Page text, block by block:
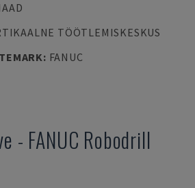
TÖÖTLEMISKESKUS
: FANUC
- FANUC Robodrill